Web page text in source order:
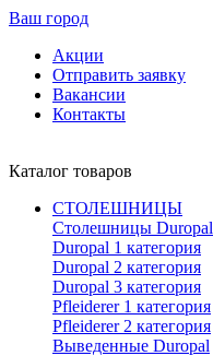
Ваш город
Акции
Отправить заявку
Вакансии
Контакты
Каталог товаров
СТОЛЕШНИЦЫ
Столешницы Duropal
Duropal 1 категория
Duropal 2 категория
Duropal 3 категория
Pfleiderer 1 категория
Pfleiderer 2 категория
Выведенные Duropal